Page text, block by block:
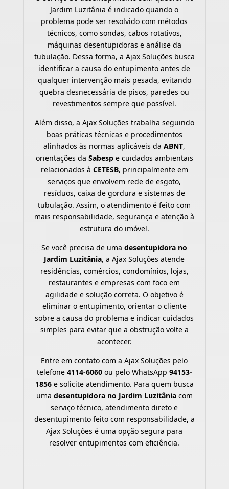
Jardim Luzitânia é indicado quando o
problema pode ser resolvido com métodos
técnicos, como sondas, cabos rotativos,
máquinas desentupidoras e análise da
tubulação. Dessa forma, a Ajax Soluções busca
identificar a causa do entupimento antes de
qualquer intervenção mais pesada, evitando
quebra desnecessária de pisos, paredes ou
revestimentos sempre que possível.
Além disso, a Ajax Soluções trabalha seguindo
boas práticas técnicas e procedimentos
alinhados às normas aplicáveis daABNT,
orientações da Sabespe cuidados ambientais
relacionados à CETESB, principalmente em
serviços que envolvem rede de esgoto,
resíduos, caixa de gordura e sistemas de
tubulação. Assim, o atendimento é feito com
mais responsabilidade, segurança e atenção à
estrutura do imóvel.
Se você precisa de umadesentupidora no
Jardim Luzitânia, a Ajax Soluções atende
residências, comércios, condomínios, lojas,
restaurantes e empresas com foco em
agilidade e solução correta. O objetivo é
eliminar o entupimento, orientar o cliente
sobre a causa do problema e indicar cuidados
simples para evitar que a obstrução volte a
acontecer.
Entre em contato com a Ajax Soluções pelo
telefone 4114-6060ou pelo WhatsApp 94153-
1856e solicite atendimento. Para quem busca
uma desentupidora no Jardim Luzitâniacom
serviço técnico, atendimento direto e
desentupimento feito com responsabilidade, a
Ajax Soluções é uma opção segura para
resolver entupimentos com eficiência.